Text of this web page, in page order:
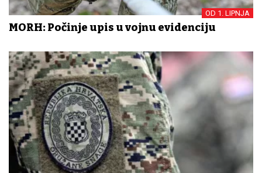
OD 1. LIPNJA
MORH: Počinje upis u vojnu evidenciju